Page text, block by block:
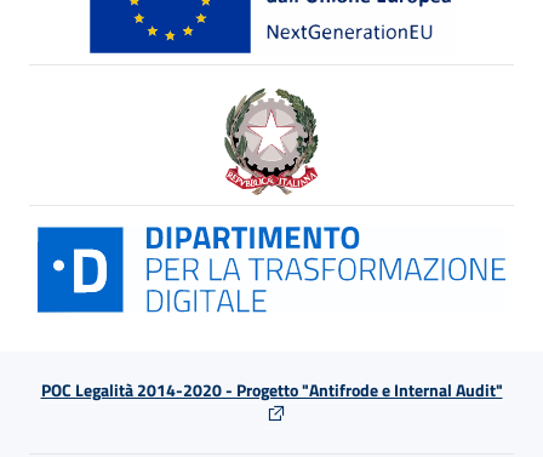
POC Legalità 2014-2020 - Progetto "Antifrode e Internal Audit"